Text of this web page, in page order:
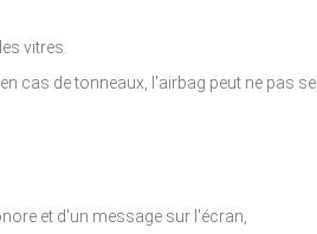
vitres.
cas de tonneaux, l'airbag peut ne pas se
et d'un message sur l'écran,